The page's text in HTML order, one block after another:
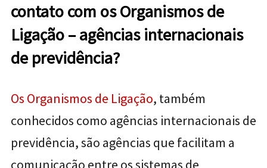
contato com os Organismos de
Ligação – agências internacionais
de previdência?
Os Organismos de Ligação, também
conhecidos como agências internacionais de
previdência, são agências que facilitam a
comunicação entre os sistemas de